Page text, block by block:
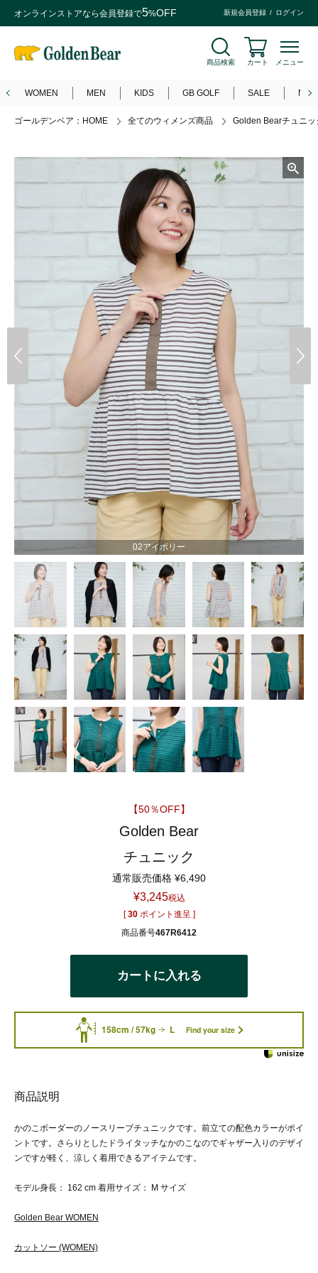
オンラインストアなら会員登録で5%OFF 新規会員登録 ログイン
商品検索 カート メニュー
WOMEN MEN KIDS GB GOLF SALE
ゴールデンベア：HOME 全てのウィメンズ商品 Golden Bearチュニッ
02アイボリー
【50％OFF】
Golden Bear
チュニック
通常販売価格 ¥6,490
¥3,245税込
[ 30 ポイント進呈 ]
商品番号467R6412
カートに入れる
158cm / 57kg L Find your size
商品説明
かのこボーダーのノースリーブチュニックです。前立ての配色カラーがポイ
ントです。さらりとしたドライタッチなかのこなのでギャザー入りのデザイ
ンですが軽く、涼しく着用できるアイテムです。
モデル身長： 162 cm 着用サイズ： M サイズ
Golden Bear WOMEN
カットソー (WOMEN)